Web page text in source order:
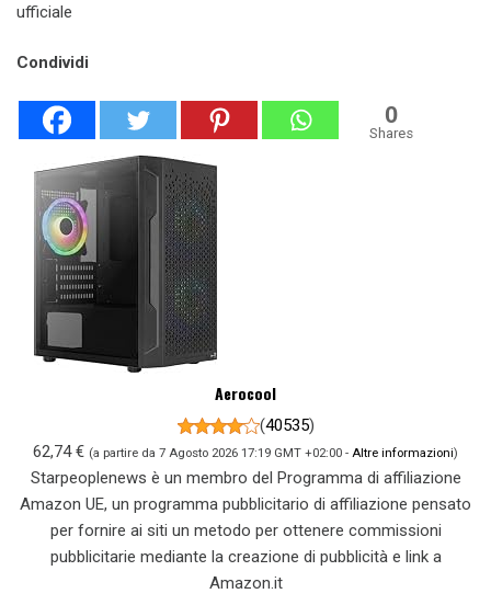
ufficiale
Condividi
0
Shares
Aerocool
(40535)
62,74 € (a partire da 7 Agosto 2026 17:19 GMT +02:00 - Altre informazioni)
Starpeoplenews è un membro del Programma di affiliazione
Amazon UE, un programma pubblicitario di affiliazione pensato
per fornire ai siti un metodo per ottenere commissioni
pubblicitarie mediante la creazione di pubblicità e link a
Amazon.it